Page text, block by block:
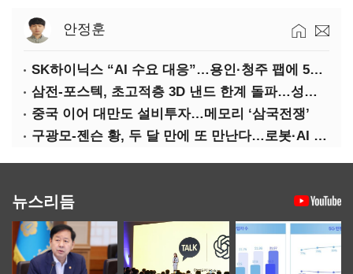
안정훈
SK하이닉스 “AI 수요 대응”…용인·청주 팹에 54조 투자
삼전-포스텍, 초고적층 3D 낸드 한계 돌파…성능·전력효율 개선
중국 이어 대만도 설비투자…메모리 ‘삼국전쟁’
구광모-젠슨 황, 두 달 만에 또 만난다…로봇·AI 등 논의
뉴스리듬